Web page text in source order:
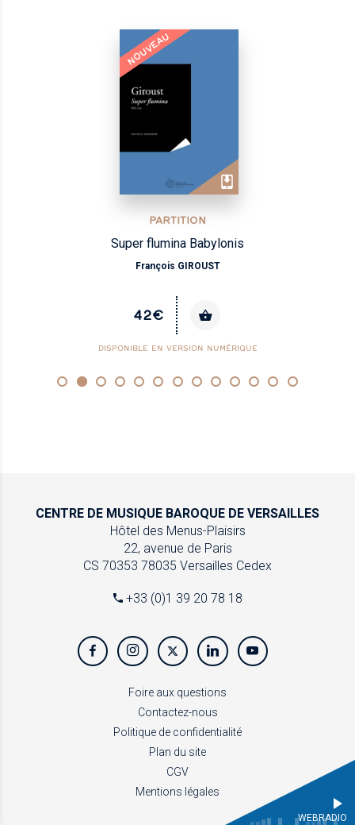
NOUVEAU
PARTITION
Super flumina Babylonis
François GIROUST
42€
DISPONIBLE EN VERSION NUMÉRIQUE
CENTRE DE MUSIQUE BAROQUE DE VERSAILLES
Hôtel des Menus-Plaisirs
22, avenue de Paris
CS 70353 78035 Versailles Cedex
+33 (0)1 39 20 78 18
Foire aux questions
Contactez-nous
Politique de confidentialité
Plan du site
CGV
Mentions légales
WEBRADIO